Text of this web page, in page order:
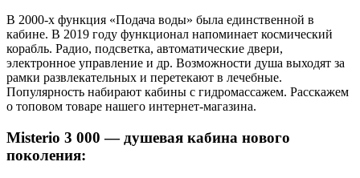
В 2000-х функция «Подача воды» была единственной в
кабине. В 2019 году функционал напоминает космический
корабль. Радио, подсветка, автоматические двери,
электронное управление и др. Возможности душа выходят за
рамки развлекательных и перетекают в лечебные.
Популярность набирают кабины с гидромассажем. Расскажем
о топовом товаре нашего интернет-магазина.
Misterio 3 000 — душевая кабина нового
поколения: